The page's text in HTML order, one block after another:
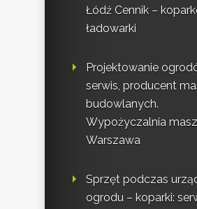
Łódź Cennik –
ładowarki
Projektowanie
serwis, producent
budowlanych.
Wypożyczalnia
Warszawa
Sprzęt podczas
ogrodu – koparki: